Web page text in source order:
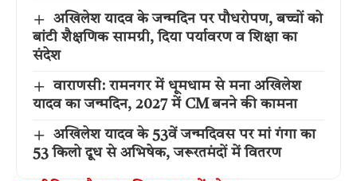
अखिलेश यादव के जन्मदिन पर पौधरोपण, बच्चों को
बांटी शैक्षणिक सामग्री, दिया पर्यावरण व शिक्षा का
संदेश
वाराणसी: रामनगर में धूमधाम से मना अखिलेश
यादव का जन्मदिन, 2027 में CM बनने की कामना
अखिलेश यादव के 53वें जन्मदिवस पर मां गंगा का
53 किलो दूध से अभिषेक, जरूरतमंदों में वितरण